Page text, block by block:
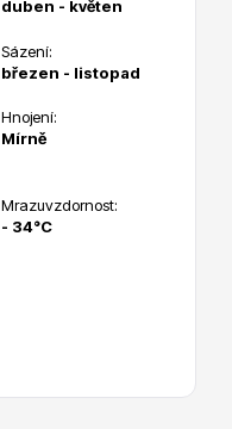
duben - květen
Sázení:
březen - listopad
Hnojení:
Mírně
Mrazuvzdornost:
- 34°C